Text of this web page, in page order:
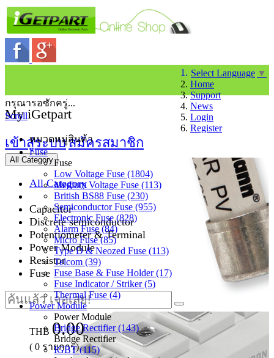
Select Language ▼
Home
Support
News
Login
Register
My iGetpart
เข้าสู่ระบบสมัครสมาชิก
All Category
All Category
Capacitor
Discrete semiconductor
Potentiometer & Terminal
Power Module
Resistor
Fuse
THB 0.00
( 0 รายการ)
กรุณารอซักครู่...
Scroll
หมวดหมู่สินค้า
Fuse
Fuse
Low Voltage Fuse (1804)
Medium Voltage Fuse (113)
British BS88 Fuse (230)
Semiconductor Fuse (955)
Electronic Fuse (828)
Alarm Fuse (84)
Micro Fuse (85)
Type D & Neozed Fuse (113)
Telcom (39)
Fuse Base & Fuse Holder (17)
Fuse Indicator / Striker (5)
Thermal Fuse (4)
Power Module
Power Module
Bridge Rectifier (143)
Bridge Rectifier
IGBT (115)